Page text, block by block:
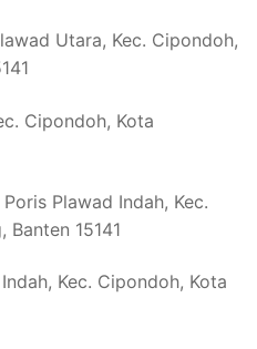
Utara, Kec. Cipondoh,
Cipondoh, Kota
Plawad Indah, Kec.
Banten 15141
Kec. Cipondoh, Kota